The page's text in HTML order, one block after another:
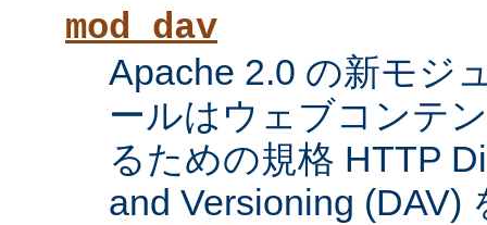
mod_dav
Apache 2.0 の新モジ
ールはウェブコンテ
るための規格 HTTP
and Versioning (DAV)